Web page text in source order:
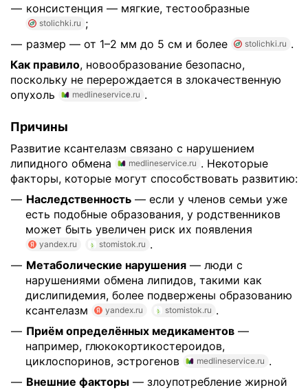
консистенция — мягкие, тестообразные
stolichki.ru ;
размер — от 1–2 мм до 5 см и более
stolichki.ru .
Как правило, новообразование безопасно,
поскольку не перерождается в злокачественную
опухоль
medlineservice.ru .
Причины
Развитие ксантелазм связано с нарушением
липидного обмена
medlineservice.ru . Некоторые
факторы, которые могут способствовать развитию:
Наследственность — если у членов семьи уже
есть подобные образования, у родственников
может быть увеличен риск их появления
yandex.ru stomistok.ru .
Метаболические нарушения — люди с
нарушениями обмена липидов, такими как
дислипидемия, более подвержены образованию
ксантелазм
yandex.ru stomistok.ru .
Приём определённых медикаментов —
например, глюкокортикостероидов,
циклоспоринов, эстрогенов
medlineservice.ru .
Внешние факторы — злоупотребление жирной